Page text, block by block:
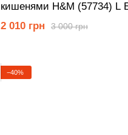
кишенями Н&М (57734) L
3 000 грн
2 010 грн
−40%